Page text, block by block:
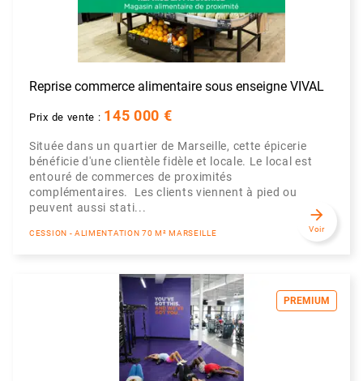
Reprise commerce alimentaire sous enseigne VIVAL
Prix de vente : 145 000 €
Située dans un quartier de Marseille, cette épicerie
bénéficie d'une clientèle fidèle et locale. Le local est
entouré de commerces de proximités
complémentaires. Les clients viennent à pied ou
peuvent aussi stati...
CESSION - ALIMENTATION 70 M² MARSEILLE
arrow_forward
Voir
PREMIUM